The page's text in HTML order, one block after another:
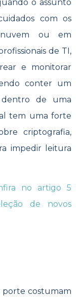
o assunto
com os
nuvem ou em
de TI,
e monitorar
conter um
de uma
tem uma forte
criptografia,
impedir leitura
no artigo 5
de novos
porte costumam